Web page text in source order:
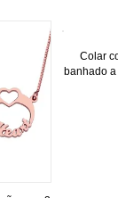
Colar
banhado